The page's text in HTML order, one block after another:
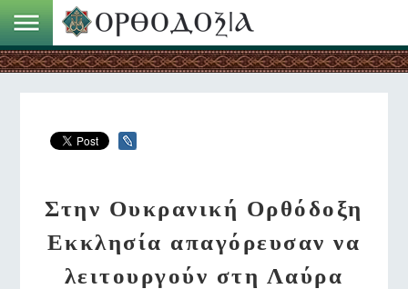
Στην Ουκρανική Ορθόδοξη
Εκκλησία απαγόρευσαν να
λειτουργούν στη Λαύρα